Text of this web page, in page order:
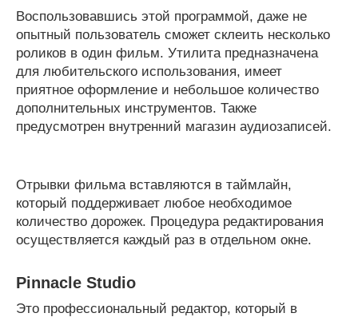
Воспользовавшись этой программой, даже не
опытный пользователь сможет склеить несколько
роликов в один фильм. Утилита предназначена
для любительского использования, имеет
приятное оформление и небольшое количество
дополнительных инструментов. Также
предусмотрен внутренний магазин аудиозаписей.
Отрывки фильма вставляются в таймлайн,
который поддерживает любое необходимое
количество дорожек. Процедура редактирования
осуществляется каждый раз в отдельном окне.
Pinnacle Studio
Это профессиональный редактор, который в